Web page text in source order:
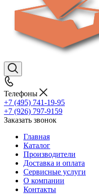
Телефоны
+7 (495) 741-19-95
+7 (926) 797-9159
Заказать звонок
Главная
Каталог
Производители
Доставка и оплата
Сервисные услуги
О компании
Контакты